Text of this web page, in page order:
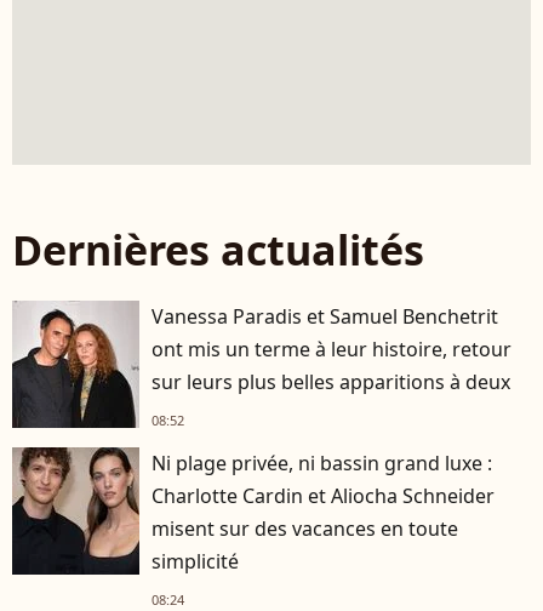
Dernières actualités
Vanessa Paradis et Samuel Benchetrit
ont mis un terme à leur histoire, retour
sur leurs plus belles apparitions à deux
08:52
Ni plage privée, ni bassin grand luxe :
Charlotte Cardin et Aliocha Schneider
misent sur des vacances en toute
simplicité
08:24